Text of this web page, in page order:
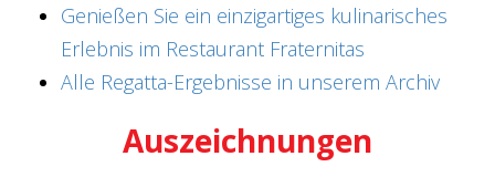
Genießen Sie ein einzigartiges kulinarisches
Erlebnis im Restaurant Fraternitas
Alle Regatta-Ergebnisse in unserem Archiv
Auszeichnungen